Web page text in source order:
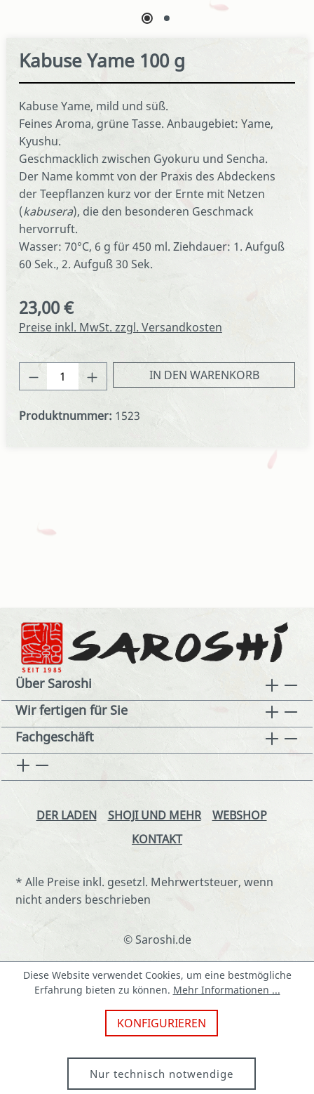
Kabuse Yame 100 g
Kabuse Yame, mild und süß.
Feines Aroma, grüne Tasse. Anbaugebiet: Yame,
Kyushu.
Geschmacklich zwischen Gyokuru und Sencha.
Der Name kommt von der Praxis des Abdeckens
der Teepflanzen kurz vor der Ernte mit Netzen
(kabusera), die den besonderen Geschmack
hervorruft.
Wasser: 70°C, 6 g für 450 ml. Ziehdauer: 1. Aufguß
60 Sek., 2. Aufguß 30 Sek.
Regulärer Preis:
23,00 €
Preise inkl. MwSt. zzgl. Versandkosten
Produkt Anzahl: Gib denIN DEN WARENKORB
Produktnummer: 1523
Über Saroshi
Wir fertigen für Sie
Fachgeschäft
DER LADEN SHOJI UND MEHR
WEBSHOP
KONTAKT
* Alle Preise inkl. gesetzl. Mehrwertsteuer, wenn
nicht anders beschrieben
© Saroshi.de
Diese Website verwendet Cookies, um eine bestmögliche
Erfahrung bieten zu können. Mehr Informationen ...
KONFIGURIEREN
Nur technisch notwendige